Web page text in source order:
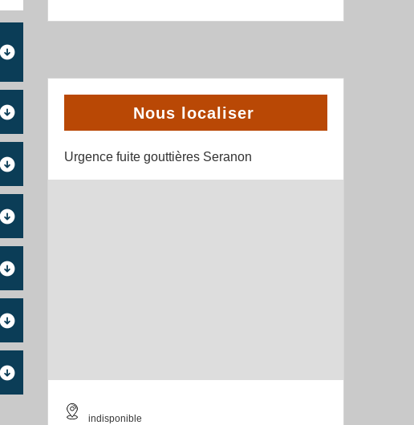
Nous localiser
Urgence fuite gouttières Seranon
indisponible